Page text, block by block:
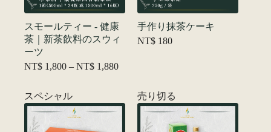
スモールティー - 健康
茶｜新茶飲料のスウィ
ーツ
NT$ 1,800 – NT$ 1,880価
NT$ 1,800
NT$ 1,880
手作り抹茶ケーキ
NT$ 180
スペシャル 売り切る